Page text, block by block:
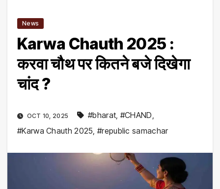
News
Karwa Chauth 2025 :
करवा चौथ पर कितने बजे दिखेगा
चांद ?
OCT 10, 2025 #bharat #CHAND
#Karwa Chauth 2025 ,#republic samachar